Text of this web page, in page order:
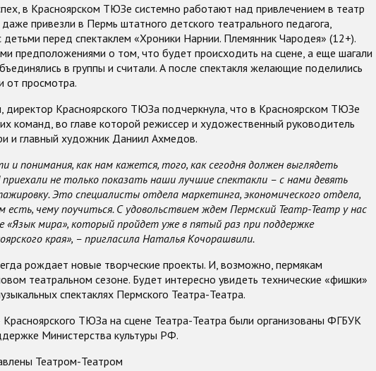
в Красноярском ТЮЗе системно работают над привлечением в театр
привезли в Пермь штатного детского театрального педагога,
детьми перед спектаклем «Хроники Нарнии. Племянник Чародея» (12+).
предположениями о том, что будет происходить на сцене, а еще шагали
в группы и считали. А после спектакля желающие поделились
от просмотра.
директор Красноярского ТЮЗа подчеркнула, что в Красноярском ТЮЗе
команд, во главе которой режиссер и художественный руководитель
и главный художник Даниил Ахмедов.
и понимания, как нам кажется, того, как сегодня должен выглядеть
не только показать наши лучшие спектакли – с нами девять
Это специалисты отдела маркетинга, экономического отдела,
есть, чему поучиться. С удовольствием ждем Пермский Театр-Театр у нас
«Язык мира», который пройдет уже в пятый раз при поддержке
края», – пригласила Наталья Кочорашвили.
рождает новые творческие проекты. И, возможно, пермякам
театральном сезоне. Будет интересно увидеть технические «фишки»
спектаклях Пермского Театра-Театра.
Красноярского ТЮЗа на сцене Театра-Театра были организованы ФГБУК
Министерства культуры РФ.
Театром-Театром